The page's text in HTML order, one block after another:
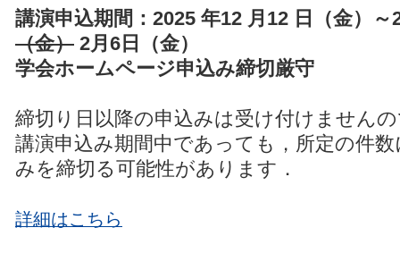
講演申込期間：2025 年12 月12 日（金）～
（金） 2月6日（金）
学会ホームページ申込み締切厳守
締切り日以降の申込みは受け付けません
講演申込み期間中であっても，所定の件
みを締切る可能性があります．
詳細はこちら